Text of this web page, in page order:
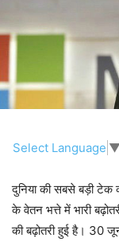
Select Language ▼
दुनिया की सबसे बड़ी टेक
के वेतन भत्ते में भारी
की बढ़ोतरी हुई है। 30 जून